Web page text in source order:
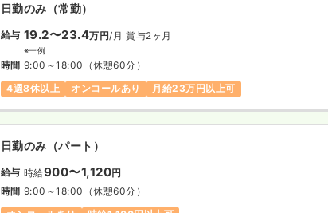
日勤のみ（常勤）
給与 19.2〜23.4万円/月 賞与2ヶ月
※一例
時間 9:00～18:00 （休憩60分）
4週8休以上
オンコールあり 月給23万円以上可
日勤のみ（パート）
給与 時給900〜1,120円
時間 9:00～18:00 （休憩60分）